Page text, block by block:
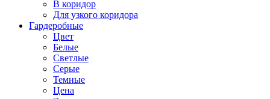
В коридор
Для узкого коридора
Гардеробные
Цвет
Белые
Светлые
Серые
Темные
Цена